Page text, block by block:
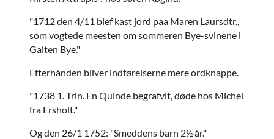
"1712 den 4/11 blef kast jord paa Maren Laursdtr.,
som vogtede meesten om sommeren Bye-svinene i
Galten Bye."
Efterhånden bliver indførelserne mere ordknappe.
"1738 1. Trin. En Quinde begrafvit, døde hos Michel
fra Ersholt."
Og den 26/1 1752: "Smeddens barn 2½ år."